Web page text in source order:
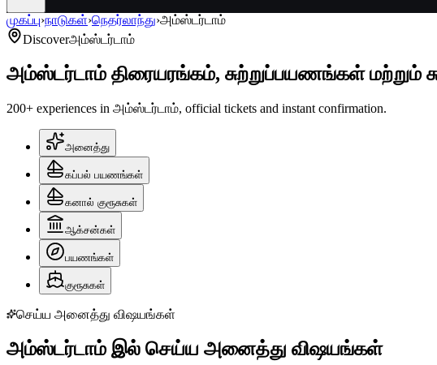
முகப்பு›நாடுகள்›நெதர்லாந்து›அம்ஸ்டர்டாம்
Discoverஅம்ஸ்டர்டாம்
அம்ஸ்டர்டாம் திரையரங்கம், சுற்றுப்பயணங்கள் மற்றும்
200+ experiences in அம்ஸ்டர்டாம், official tickets and instant confirmation.
அனைத்து
கப்பல் பயணங்கள்
கனால் குரூசுகள்
ஆக்சன்கள்
பயணங்கள்
குரூசுகள்
செய்ய அனைத்து விஷயங்கள்
அம்ஸ்டர்டாம் இல் செய்ய அனைத்து விஷயங்கள்